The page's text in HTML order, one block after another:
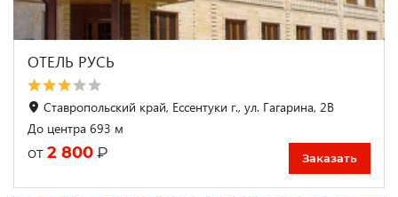
ОТЕЛЬ РУСЬ
Ставропольский край, Ессентуки г., ул. Гагарина, 2В
До центра 693 м
от 2 800 ₽ Заказать